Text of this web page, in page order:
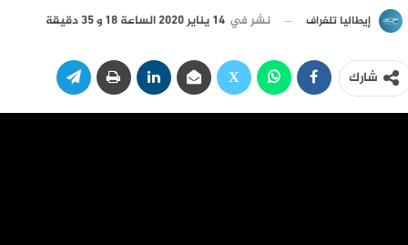
إيطاليا تلغراف نشر في 14 يناير 2020 الساعة 18 و 35 دقيقة
شارك